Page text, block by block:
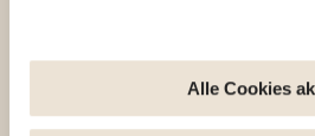
widerrufen, indem Sie auf den
Ende der Seite klicken. Einige
Alle Cookies